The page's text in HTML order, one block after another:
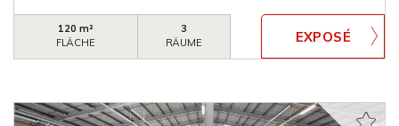
120 m²
FLÄCHE
3
RÄUME